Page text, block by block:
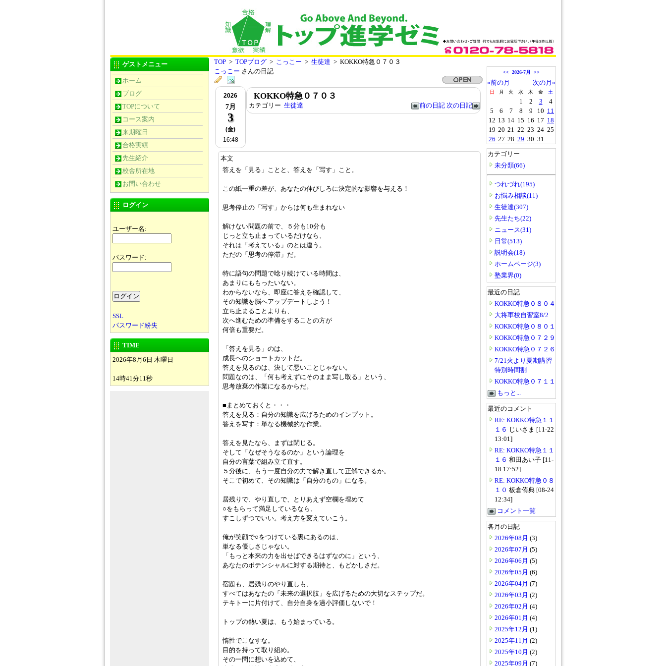
ゲストメニュー
ホーム
ブログ
TOPについて
コース案内
来期曜日
合格実績
先生紹介
校舎所在地
お問い合わせ
ログイン
ユーザー名:
パスワード:
SSL
パスワード紛失
TIME
2026年8月6日 木曜日
14時41分11秒
TOP > TOPブログ > こっこー > 生徒達 > KOKKO特急０７０３
こっこー さんの日記
2026
7月
3
(金)
16:48
KOKKO特急０７０３
前の日記 次の日記
カテゴリー 生徒達
本文
答えを「見る」ことと、答えを「写す」こと。
この紙一重の差が、あなたの伸びしろに決定的な影響を与える！
思考停止の「写す」からは何も生まれない
解けない問題の前で、５分も10分も
じっと立ち止まっているだけなら、
それは「考えている」のとは違う。
ただの「思考の停滞」だ。
特に語句の問題で唸り続けている時間は、
あまりにももったいない。
わからないなら、即座に答えを確認して、
その知識を脳へアップデートしよう！
立ち止まることよりも、
次へ進むための準備をすることの方が
何倍も重要だ。
「答えを見る」のは、
成長へのショートカットだ。
答えを見るのは、決して悪いことじゃない。
問題なのは、「何も考えずにそのまま写し取る」という、
思考放棄の作業になるからだ。
■まとめておくと・・・
答えを見る：自分の知識を広げるためのインプット。
答えを写す：単なる機械的な作業。
答えを見たなら、まずは閉じる。
そして「なぜそうなるのか」という論理を
自分の言葉で組み立て直す。
５分後に、もう一度自分の力で解き直して正解できるか。
そこで初めて、その知識は「自分のもの」になる。
居残りで、やり直しで、とりあえず空欄を埋めて
○をもらって満足しているなら、
すこしずつでいい。考え方を変えていこう。
俺が笑顔で○をつけている裏にあるのは、
単なる優しさじゃない。
「もっと本来の力を出せばできるはずなのに」という、
あなたのポテンシャルに対する期待と、もどかしさだ。
宿題も、居残りのやり直しも、
すべてはあなたの「未来の選択肢」を広げるための大切なステップだ。
テキトーに片付けて、自分自身を過小評価しないで！
トップの熱い夏は、もう始まっている。
惰性でこなすな。
目的を持って取り組め。
その一問に想いを込めて、
<< 2026-7月 >>
«前の月 次の月»
日 月 火 水 木 金 土
1 2 3
4
5
6 7 8 9 10 11
12 13 14 15 16 17 18
19 20 21 22 23 24 25
26 27 28 29 30 31
カテゴリー
未分類(66)
つれづれ(195)
お悩み相談(11)
生徒達(307)
先生たち(22)
ニュース(31)
日常(513)
説明会(18)
ホームページ(3)
塾業界(0)
最近の日記
KOKKO特急０８０４
大将軍校自習室8/2
KOKKO特急０８０１
KOKKO特急０７２９
KOKKO特急０７２６
7/21火より夏期講習
特別時間割
KOKKO特急０７１１
もっと...
最近のコメント
RE: KOKKO特急１１
１６ じいさま [11-22
13:01]
RE: KOKKO特急１１
１６ 和田あい子 [11-
18 17:52]
RE: KOKKO特急０８
１０ 板倉侑典 [08-24
12:34]
コメント一覧
各月の日記
2026年08月 (3)
2026年07月 (5)
2026年06月 (5)
2026年05月 (6)
2026年04月 (7)
2026年03月 (2)
2026年02月 (4)
2026年01月 (4)
2025年12月 (1)
2025年11月 (2)
2025年10月 (2)
2025年09月 (7)